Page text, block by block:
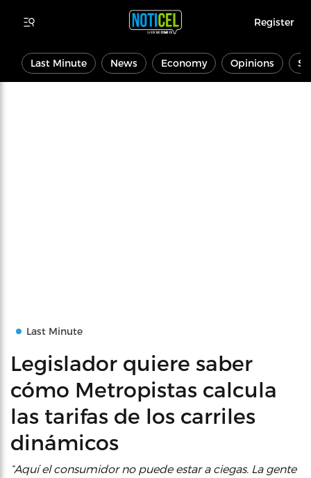
Register
Last Minute News Economy Opinions
Last Minute
Legislador quiere saber
cómo Metropistas calcula
las tarifas de los carriles
dinámicos
“Aquí el consumidor no puede estar a ciegas. La gente